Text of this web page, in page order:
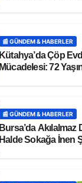
📰 GÜNDEM & HABERLER
Kütahya’da Çöp
Mücadelesi: 72
📰 GÜNDEM & HABERLER
Bursa’da Akılalmaz
Halde Sokağa İnen